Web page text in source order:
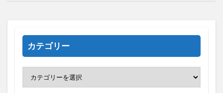
カテゴリー